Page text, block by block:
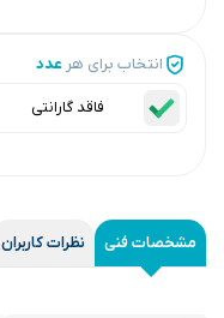
انتخاب برای هر عدد
فاقد گارانتی
مشخصات فنی نظرات کاربران